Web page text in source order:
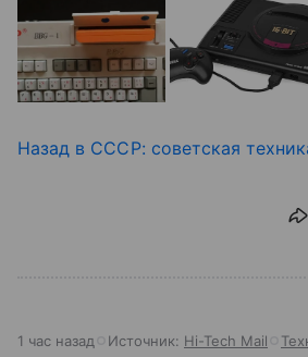
Назад в СССР: советская
1 час назад Источник: Hi-Tech Mail